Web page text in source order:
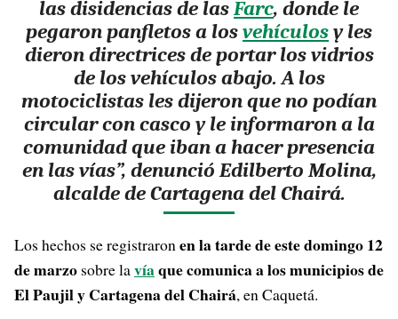
las disidencias de lasFarc, donde le
pegaron panfletos a losvehículosy les
dieron directrices de portar los vidrios
de los vehículos abajo.A los
motociclistas les dijeron que no podían
circular con casco y le informaron a la
comunidad que iban a hacer presencia
en las vías”, denunció Edilberto Molina,
alcalde de Cartagena del Chairá.
Los hechos se registraronen la tarde de este domingo 12
de marzo sobre lavíaque comunica a los municipios de
El Paujil y Cartagena del Chairá, en Caquetá.